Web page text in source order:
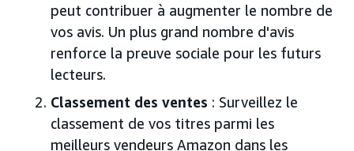
peut contribuer à augmenter le nombre de
vos avis. Un plus grand nombre d'avis
renforce la preuve sociale pour les futurs
lecteurs.
Classement des ventes : Surveillez le
classement de vos titres parmi les
meilleurs vendeurs Amazon dans les